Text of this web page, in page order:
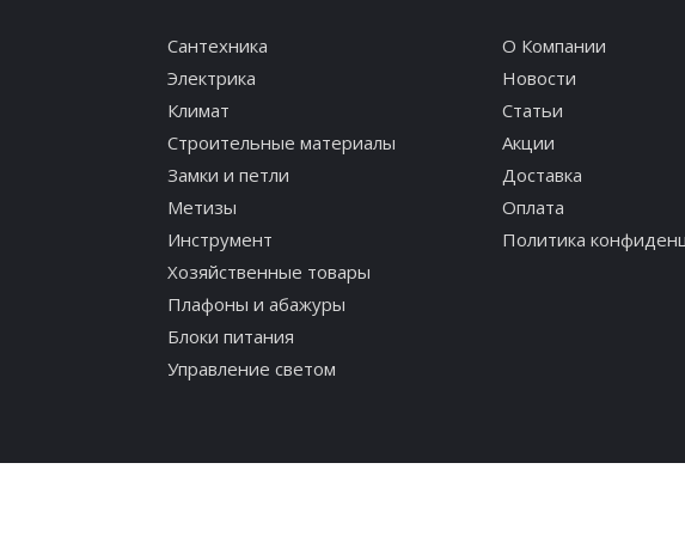
Сантехника
Электрика
Климат
Строительные материалы
Замки и петли
Метизы
Инструмент
Хозяйственные товары
Плафоны и абажуры
Блоки питания
Управление светом
О Компании
Новости
Статьи
Акции
Доставка
Оплата
Политика